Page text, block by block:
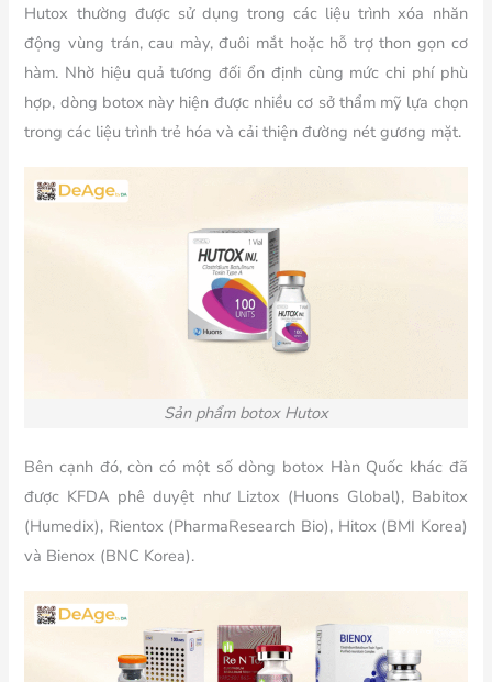
Hutox thường được sử dụng trong các liệu trình xóa nhăn
động vùng trán, cau mày, đuôi mắt hoặc hỗ trợ thon gọn cơ
hàm. Nhờ hiệu quả tương đối ổn định cùng mức chi phí phù
hợp, dòng botox này hiện được nhiều cơ sở thẩm mỹ lựa chọn
trong các liệu trình trẻ hóa và cải thiện đường nét gương mặt.
Sản phẩm botox Hutox
Bên cạnh đó, còn có một số dòng botox Hàn Quốc khác đã
được KFDA phê duyệt như Liztox (Huons Global), Babitox
(Humedix), Rientox (PharmaResearch Bio), Hitox (BMI Korea)
và Bienox (BNC Korea).